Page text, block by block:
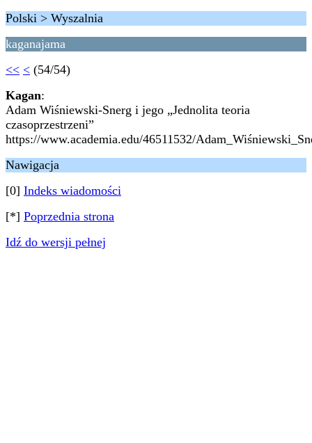
Polski > Wyszalnia
kaganajama
<< < (54/54)
Kagan:
Adam Wiśniewski-Snerg i jego „Jednolita teoria
czasoprzestrzeni”
https://www.academia.edu/46511532/
Nawigacja
[0] Indeks wiadomości
[*] Poprzednia strona
Idź do wersji pełnej